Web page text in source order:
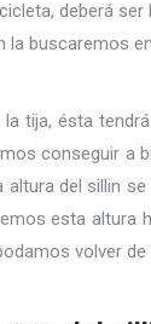
deberá
buscaremos
tija, ésta
conseguir a
del sillin
esta
volver